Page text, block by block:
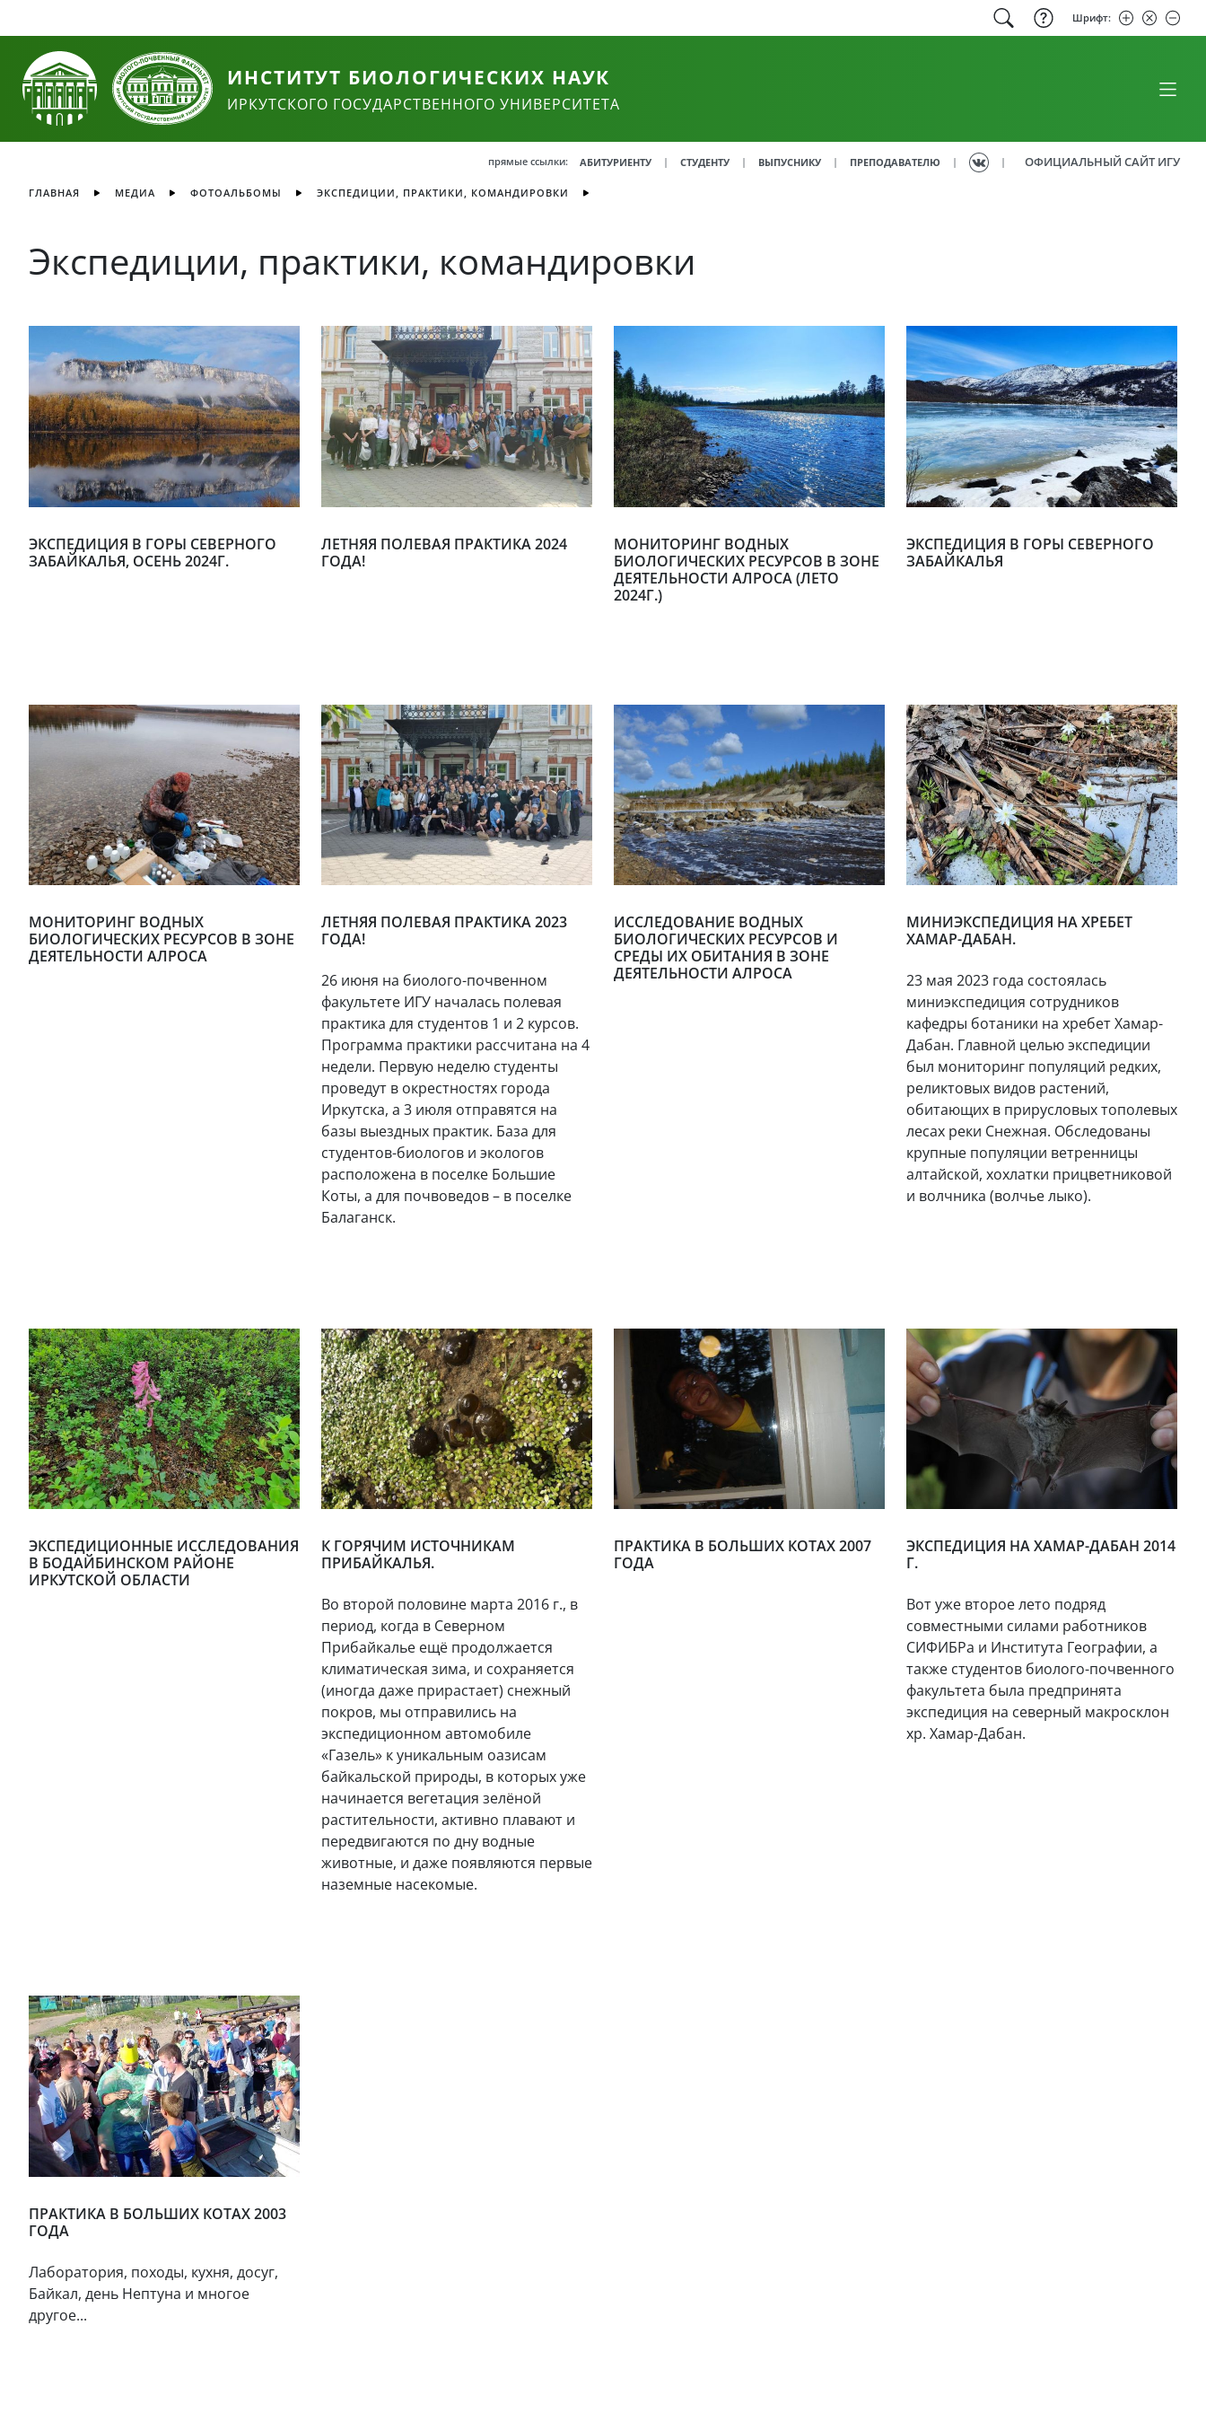
Шрифт:
ИНСТИТУТ БИОЛОГИЧЕСКИХ НАУК
ИРКУТСКОГО ГОСУДАРСТВЕННОГО УНИВЕРСИТЕТА
прямые ссылки: АБИТУРИЕНТУ | СТУДЕНТУ | ВЫПУСНИКУ | ПРЕПОДАВАТЕЛЮ | | ОФИЦИАЛЬНЫЙ САЙТ ИГУ
ГЛАВНАЯ МЕДИА ФОТОАЛЬБОМЫ ЭКСПЕДИЦИИ, ПРАКТИКИ, КОМАНДИРОВКИ
Экспедиции, практики, командировки
ЭКСПЕДИЦИЯ В ГОРЫ СЕВЕРНОГО
ЗАБАЙКАЛЬЯ, ОСЕНЬ 2024Г.
ЛЕТНЯЯ ПОЛЕВАЯ ПРАКТИКА 2024
ГОДА!
МОНИТОРИНГ ВОДНЫХ
БИОЛОГИЧЕСКИХ РЕСУРСОВ В ЗОНЕ
ДЕЯТЕЛЬНОСТИ АЛРОСА (ЛЕТО
2024Г.)
ЭКСПЕДИЦИЯ В ГОРЫ СЕВЕРНОГО
ЗАБАЙКАЛЬЯ
МОНИТОРИНГ ВОДНЫХ
БИОЛОГИЧЕСКИХ РЕСУРСОВ В ЗОНЕ
ДЕЯТЕЛЬНОСТИ АЛРОСА
ЛЕТНЯЯ ПОЛЕВАЯ ПРАКТИКА 2023
ГОДА!
26 июня на биолого-почвенном
факультете ИГУ началась полевая
практика для студентов 1 и 2 курсов.
Программа практики рассчитана на 4
недели. Первую неделю студенты
проведут в окрестностях города
Иркутска, а 3 июля отправятся на
базы выездных практик. База для
студентов-биологов и экологов
расположена в поселке Большие
Коты, а для почвоведов – в поселке
Балаганск.
ИССЛЕДОВАНИЕ ВОДНЫХ
БИОЛОГИЧЕСКИХ РЕСУРСОВ И
СРЕДЫ ИХ ОБИТАНИЯ В ЗОНЕ
ДЕЯТЕЛЬНОСТИ АЛРОСА
МИНИЭКСПЕДИЦИЯ НА ХРЕБЕТ
ХАМАР-ДАБАН.
23 мая 2023 года состоялась
миниэкспедиция сотрудников
кафедры ботаники на хребет Хамар-
Дабан. Главной целью экспедиции
был мониторинг популяций редких,
реликтовых видов растений,
обитающих в прирусловых тополевых
лесах реки Снежная. Обследованы
крупные популяции ветренницы
алтайской, хохлатки прицветниковой
и волчника (волчье лыко).
ЭКСПЕДИЦИОННЫЕ ИССЛЕДОВАНИЯ
В БОДАЙБИНСКОМ РАЙОНЕ
ИРКУТСКОЙ ОБЛАСТИ
К ГОРЯЧИМ ИСТОЧНИКАМ
ПРИБАЙКАЛЬЯ.
Во второй половине марта 2016 г., в
период, когда в Северном
Прибайкалье ещё продолжается
климатическая зима, и сохраняется
(иногда даже прирастает) снежный
покров, мы отправились на
экспедиционном автомобиле
«Газель» к уникальным оазисам
байкальской природы, в которых уже
начинается вегетация зелёной
растительности, активно плавают и
передвигаются по дну водные
животные, и даже появляются первые
наземные насекомые.
ПРАКТИКА В БОЛЬШИХ КОТАХ 2007
ГОДА
ЭКСПЕДИЦИЯ НА ХАМАР-ДАБАН 2014
Г.
Вот уже второе лето подряд
совместными силами работников
СИФИБРа и Института Географии, а
также студентов биолого-почвенного
факультета была предпринята
экспедиция на северный макросклон
хр. Хамар-Дабан.
ПРАКТИКА В БОЛЬШИХ КОТАХ 2003
ГОДА
Лаборатория, походы, кухня, досуг,
Байкал, день Нептуна и многое
другое...